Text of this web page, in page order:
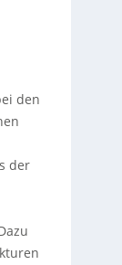
den
der